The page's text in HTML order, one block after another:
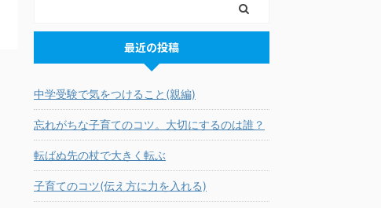
最近の投稿
中学受験で気をつけること(親編)
忘れがちな子育てのコツ。大切にするのは誰？
転ばぬ先の杖で大きく転ぶ
子育てのコツ(伝え方に力を入れる)